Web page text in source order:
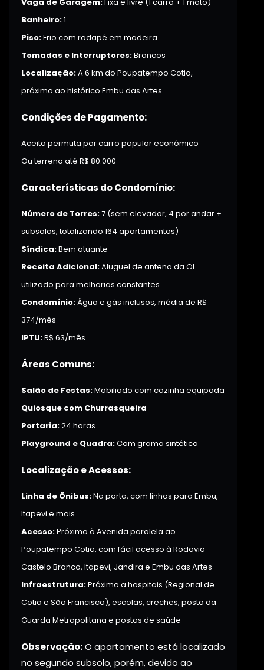
Vaga de Garagem:Fixa e livre (1 carro + 1 moto)
Banheiro:1
Piso:Frio com rodapé em madeira
Tomadas e Interruptores:Brancos
Localização:A 6 km do Poupatempo Cotia,
próximo ao histórico Embu das Artes
Condições de Pagamento:
Aceita permuta por carro popular econômico
Ou terreno até R$ 80.000
Características do Condomínio:
Número de Torres:7 (sem elevador, 4 por andar +
subsolos, totalizando 164 apartamentos)
Síndica:Bem atuante
Receita Adicional:Aluguel de antena da OI
utilizado para melhorias constantes
Condomínio:Água e gás inclusos, média de R$
374/mês
IPTU:R$ 63/mês
Áreas Comuns:
Salão de Festas:Mobiliado com cozinha equipada
Quiosque com Churrasqueira
Portaria:24 horas
Playground e Quadra:Com grama sintética
Localização e Acessos:
Linha de Ônibus:Na porta, com linhas para Embu,
Itapevi e mais
Acesso:Próximo à Avenida paralela ao
Poupatempo Cotia, com fácil acesso à Rodovia
Castelo Branco, Itapevi, Jandira e Embu das Artes
Infraestrutura:Próximo a hospitais (Regional de
Cotia e São Francisco), escolas, creches, posto da
Guarda Metropolitana e postos de saúde
Observação:O apartamento está localizado
no segundo subsolo, porém, devido ao